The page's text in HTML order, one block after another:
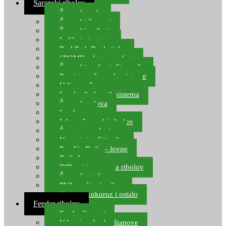
Šaranski ribolov
Šaranske role
Šaranski štapovi
Šaranski najloni
Indikatori ugriza
Rod Pod, Banksticks
SPOMB rakete, markeri
Šaranski podmetači, mreže
Pernice za šaranske sisteme
Udice za šarana, amura
Izrada ribolovnih sistema
Šaranska olova
Leadcore
Igle za šaranski ribolov
Špage, upredenice
Vaganje i zaštita ribe
Pop Up Boile – lovne
Boile lovne
DIP-ovi i arome za ribolov
Šaranske torbe
PVA vrećice i pribor
Umjetni kukuruz i ostalo
Feeder ribolov
Feeder štapovi
Vrhovi za feeder štapove